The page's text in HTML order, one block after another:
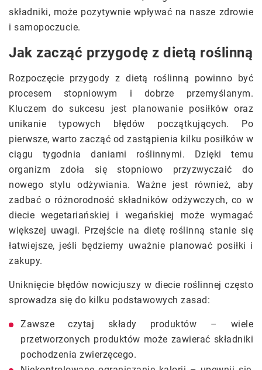
składniki, może pozytywnie wpływać na nasze zdrowie
i samopoczucie.
Jak zacząć przygodę z dietą roślinną
Rozpoczęcie przygody z dietą roślinną powinno być
procesem stopniowym i dobrze przemyślanym.
Kluczem do sukcesu jest planowanie posiłków oraz
unikanie typowych błędów początkujących. Po
pierwsze, warto zacząć od zastąpienia kilku posiłków w
ciągu tygodnia daniami roślinnymi. Dzięki temu
organizm zdoła się stopniowo przyzwyczaić do
nowego stylu odżywiania. Ważne jest również, aby
zadbać o różnorodność składników odżywczych, co w
diecie wegetariańskiej i wegańskiej może wymagać
większej uwagi. Przejście na dietę roślinną stanie się
łatwiejsze, jeśli będziemy uważnie planować posiłki i
zakupy.
Uniknięcie błędów nowicjuszy w diecie roślinnej często
sprowadza się do kilku podstawowych zasad:
Zawsze czytaj składy produktów – wiele
przetworzonych produktów może zawierać składniki
pochodzenia zwierzęcego.